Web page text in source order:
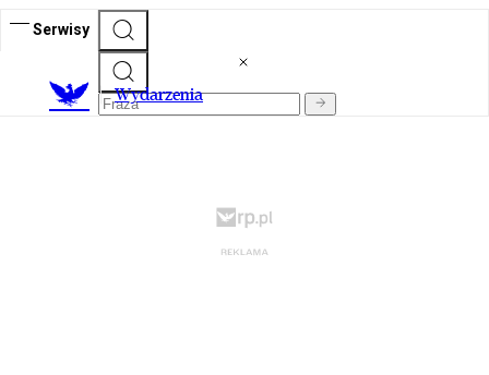
Serwisy
Wydarzenia